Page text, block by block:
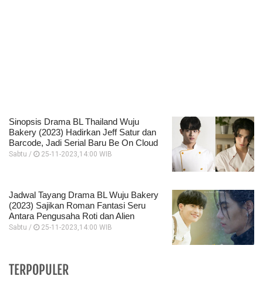
Sinopsis Drama BL Thailand Wuju
Bakery (2023) Hadirkan Jeff Satur dan
Barcode, Jadi Serial Baru Be On Cloud
Sabtu / 25-11-2023,14:00 WIB
Jadwal Tayang Drama BL Wuju Bakery
(2023) Sajikan Roman Fantasi Seru
Antara Pengusaha Roti dan Alien
Sabtu / 25-11-2023,14:00 WIB
TERPOPULER